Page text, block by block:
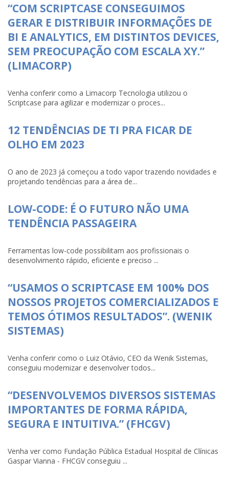
“COM SCRIPTCASE CONSEGUIMOS
GERAR E DISTRIBUIR INFORMAÇÕES DE
BI E ANALYTICS, EM DISTINTOS DEVICES,
SEM PREOCUPAÇÃO COM ESCALA XY.”
(LIMACORP)
Venha conferir como a Limacorp Tecnologia utilizou o
Scriptcase para agilizar e modernizar o proces...
12 TENDÊNCIAS DE TI PRA FICAR DE
OLHO EM 2023
O ano de 2023 já começou a todo vapor trazendo novidades e
projetando tendências para a área de...
LOW-CODE: É O FUTURO NÃO UMA
TENDÊNCIA PASSAGEIRA
Ferramentas low-code possibilitam aos profissionais o
desenvolvimento rápido, eficiente e preciso ...
“USAMOS O SCRIPTCASE EM 100% DOS
NOSSOS PROJETOS COMERCIALIZADOS E
TEMOS ÓTIMOS RESULTADOS”. (WENIK
SISTEMAS)
Venha conferir como o Luiz Otávio, CEO da Wenik Sistemas,
conseguiu modernizar e desenvolver todos...
“DESENVOLVEMOS DIVERSOS SISTEMAS
IMPORTANTES DE FORMA RÁPIDA,
SEGURA E INTUITIVA.” (FHCGV)
Venha ver como Fundação Pública Estadual Hospital de Clínicas
Gaspar Vianna - FHCGV conseguiu ...